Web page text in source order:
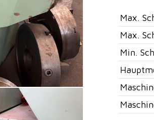
Max.
Max.
Min.